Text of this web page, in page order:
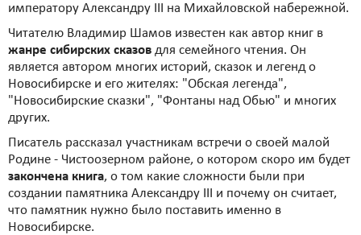
императору Александру III на Михайловской набережной.
Читателю Владимир Шамов известен как автор книг в
жанре сибирских сказов для семейного чтения. Он
является автором многих историй, сказок и легенд о
Новосибирске и его жителях: "Обская легенда",
"Новосибирские сказки", "Фонтаны над Обью" и многих
других.
Писатель рассказал участникам встречи о своей малой
Родине - Чистоозерном районе, о котором скоро им будет
закончена книга, о том какие сложности были при
создании памятника Александру III и почему он считает,
что памятник нужно было поставить именно в
Новосибирске.